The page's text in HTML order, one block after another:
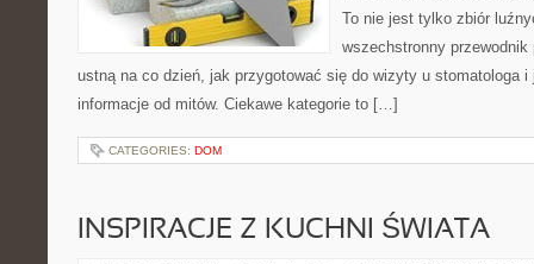
To nie jest tylko zbiór
wszechstronny
ustną na co dzień, jak przygotować się do wizyty u stomatologa i
informacje od mitów. Ciekawe kategorie to […]
CATEGORIES: DOM
INSPIRACJE Z KUCHNI ŚWIATA